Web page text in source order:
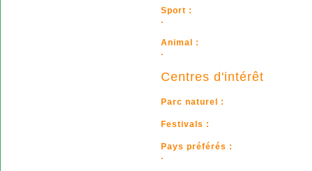
Sport :
.
Animal :
.
Centres d'intérêt
Parc naturel :
Festivals :
Pays préférés :
.